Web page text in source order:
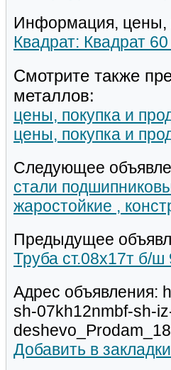
Информация, цены,
Квадрат: Квадрат
Смотрите также
металлов:
цены, покупка и
цены, покупка и
Следующее
стали
жаростойкие ,
Предыдущее
Труба ст.08х17т б/
Адрес объявления:
sh-07kh12nmbf-sh-
Добавить в закладки